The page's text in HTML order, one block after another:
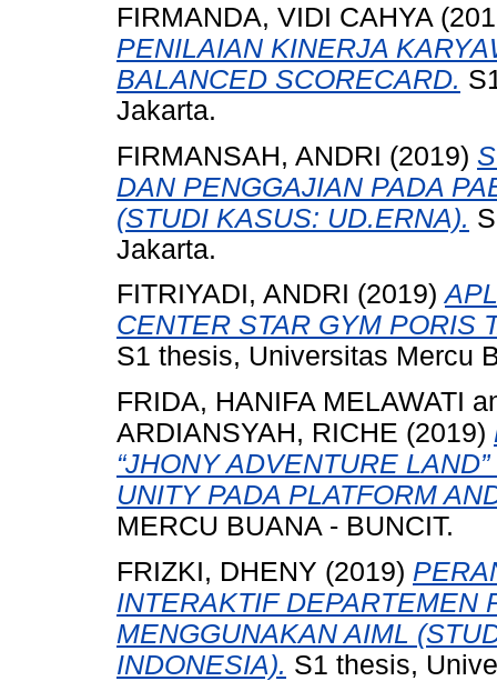
FIRMANDA, VIDI CAHYA
PENILAIAN KINERJA
BALANCED SCORECARD.
Jakarta.
FIRMANSAH, ANDRI (2019)
DAN PENGGAJIAN PADA
(STUDI KASUS: UD.ERNA).
Jakarta.
FITRIYADI, ANDRI (2019)
CENTER STAR GYM PORIS
S1 thesis, Universitas Mercu
FRIDA, HANIFA MELAWATI
ARDIANSYAH, RICHE (2019)
“JHONY ADVENTURE
UNITY PADA PLATFORM
MERCU BUANA - BUNCIT.
FRIZKI, DHENY (2019)
INTERAKTIF DEPARTEMEN
MENGGUNAKAN AIML
INDONESIA). S1 thesis,